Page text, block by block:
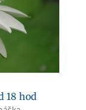
18 hod